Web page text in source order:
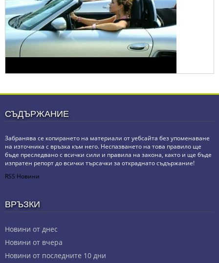
СЪДЪРЖАНИЕ
Забранява се копирането на материали от уебсайта без упоменаване
на източника с връзка към него. Неспазването на това правило ще
бъде преследвано с всички сили и правила на закона, както и ще бъде
изпратен репорт до всички търсачки за откраднато съдържание!
RSS Новини
ВРЪЗКИ
Новини от днес
Новини от вчера
Новини от последните 10 дни